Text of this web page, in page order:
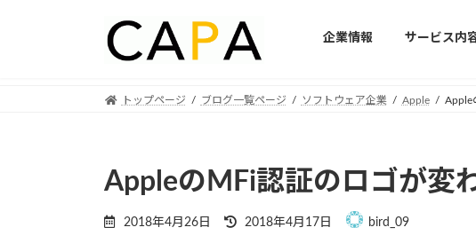
企業情報 サービス内
トップページ ブログ一覧ページ ソフトウェア企業 Apple Apple
AppleのMFi認証のロゴが変
2018年4月26日
Last
updated
2018年4月17日 bird_09